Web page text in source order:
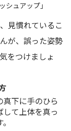
シュアップ」
見慣れているこ
が、誤った姿勢
をつけましょ
真下に手のひら
て上体を真っ